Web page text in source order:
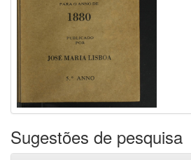
Sugestões de pesquisa